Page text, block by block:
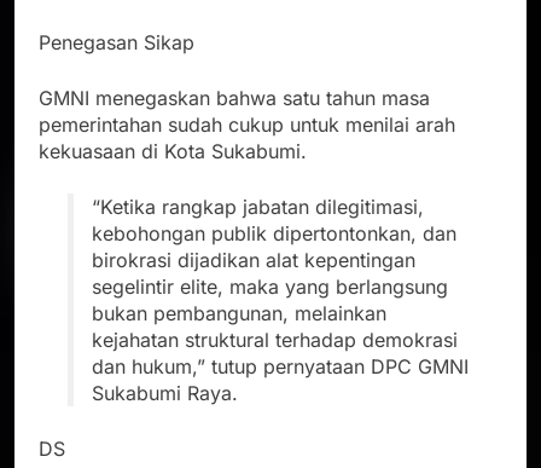
Penegasan Sikap
GMNI menegaskan bahwa satu tahun masa
pemerintahan sudah cukup untuk menilai arah
kekuasaan di Kota Sukabumi.
“Ketika rangkap jabatan dilegitimasi,
kebohongan publik dipertontonkan, dan
birokrasi dijadikan alat kepentingan
segelintir elite, maka yang berlangsung
bukan pembangunan, melainkan
kejahatan struktural terhadap demokrasi
dan hukum,” tutup pernyataan DPC GMNI
Sukabumi Raya.
DS